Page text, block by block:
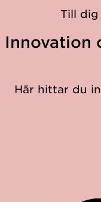
Till dig
Innovation
Här hittar du